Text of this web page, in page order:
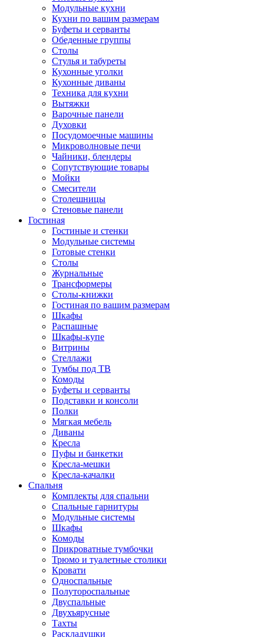
Модульные кухни
Кухни по вашим размерам
Буфеты и серванты
Обеденные группы
Столы
Стулья и табуреты
Кухонные уголки
Кухонные диваны
Техника для кухни
Вытяжки
Варочные панели
Духовки
Посудомоечные машины
Микроволновые печи
Чайники, блендеры
Сопутствующие товары
Мойки
Смесители
Столешницы
Стеновые панели
Гостиная
Гостиные и стенки
Модульные системы
Готовые стенки
Столы
Журнальные
Трансформеры
Столы-книжки
Гостиная по вашим размерам
Шкафы
Распашные
Шкафы-купе
Витрины
Стеллажи
Тумбы под ТВ
Комоды
Буфеты и серванты
Подставки и консоли
Полки
Мягкая мебель
Диваны
Кресла
Пуфы и банкетки
Кресла-мешки
Кресла-качалки
Спальня
Комплекты для спальни
Спальные гарнитуры
Модульные системы
Шкафы
Комоды
Прикроватные тумбочки
Трюмо и туалетные столики
Кровати
Односпальные
Полутороспальные
Двуспальные
Двухъярусные
Тахты
Раскладушки